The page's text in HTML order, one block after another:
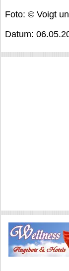
Foto: © Voigt
Datum: